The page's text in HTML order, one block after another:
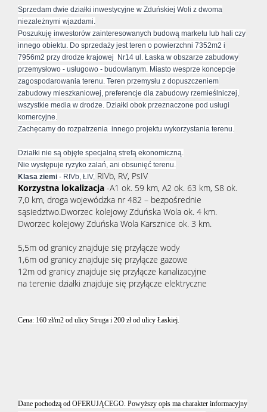
Sprzedam dwie działki inwestycyjne w Zduńskiej Woli z dwoma
niezależnymi wjazdami.
Poszukuję inwestorów zainteresowanych budową marketu lub hali czy
innego obiektu. Do sprzedaży jest teren o powierzchni 7352m2 i
7956m2 przy drodze krajowej Nr14 ul. Łaska w obszarze zabudowy
przemysłowo - usługowo - budowlanym. Miasto wesprze koncepcje
zagospodarowania terenu. Teren przemysłu z dopuszczeniem
zabudowy mieszkaniowej, preferencje dla zabudowy rzemieślniczej,
wszystkie media w drodze. Działki obok przeznaczone pod usługi
komercyjne.
Zachęcamy do rozpatrzenia innego projektu wykorzystania terenu.
Działki nie są objęte specjalną strefą ekonomiczną.
Nie występuje ryzyko zalań, ani obsunięć terenu.
Klasa ziemi - RIVb, ŁIV, RIVb, RV, PsIV
Korzystna lokalizacja -A1 ok. 59 km, A2 ok. 63 km, S8 ok.
7,0 km, droga wojewódzka nr 482 – bezpośrednie
sąsiedztwo.Dworzec kolejowy Zduńska Wola ok. 4 km.
Dworzec kolejowy Zduńska Wola Karsznice ok. 3 km.
5,5m od granicy znajduje się przyłącze wody
1,6m od granicy znajduje się przyłącze gazowe
12m od granicy znajduje się przyłącze kanalizacyjne
na terenie działki znajduje się przyłącze elektryczne
Cena: 160 zł/m2 od ulicy Struga i 200 zł od ulicy Łaskiej.
Dane pochodzą od OFERUJĄCEGO. Powyższy opis ma charakter informacyjny